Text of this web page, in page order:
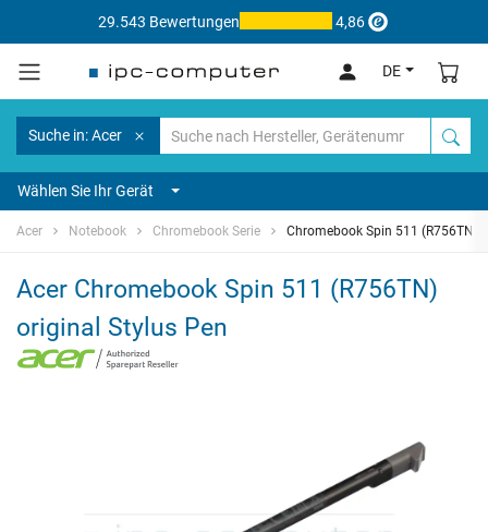
29.543 Bewertungen 4,86
DE
Suche in: Acer
Wählen Sie Ihr Gerät
Acer Notebook Chromebook Serie Chromebook Spin 511 (R756TN)
Acer Chromebook Spin 511 (R756TN)
original Stylus Pen